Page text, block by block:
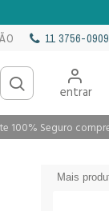
11 3756-0909
entrar
100% Seguro
Mais